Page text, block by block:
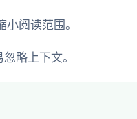
阅读范围。
略上下文。